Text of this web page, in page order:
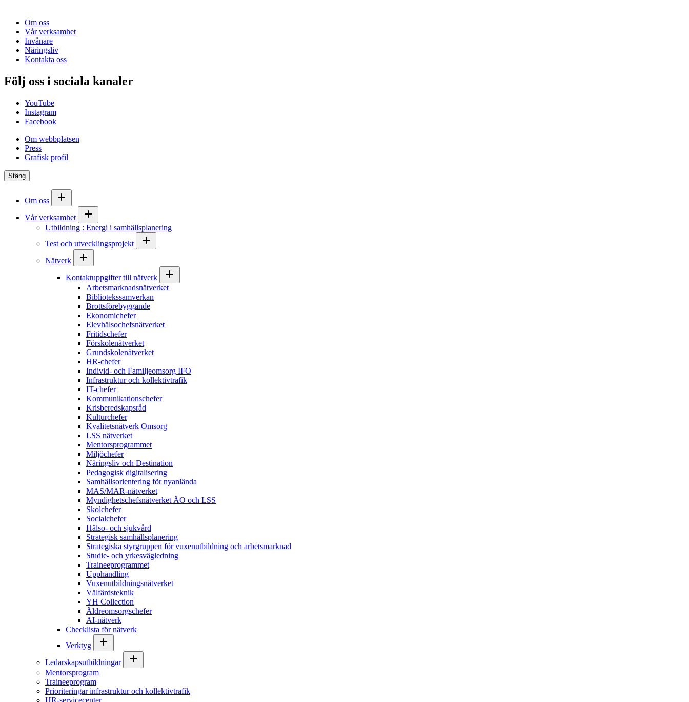
Om oss
Vår verksamhet
Invånare
Näringsliv
Kontakta oss
Följ oss i sociala kanaler
YouTube
Instagram
Facebook
Om webbplatsen
Press
Grafisk profil
Stäng
Om oss
Vår verksamhet
Utbildning : Energi i samhällsplanering
Test och utvecklingsprojekt
Nätverk
Kontaktuppgifter till nätverk
Arbetsmarknadsnätverket
Bibliotekssamverkan
Brottsförebyggande
Ekonomichefer
Elevhälsochefsnätverket
Fritidschefer
Förskolenätverket
Grundskolenätverket
HR-chefer
Individ- och Familjeomsorg IFO
Infrastruktur och kollektivtrafik
IT-chefer
Kommunikationschefer
Krisberedskapsråd
Kulturchefer
Kvalitetsnätverk Omsorg
LSS nätverket
Mentorsprogrammet
Miljöchefer
Näringsliv och Destination
Pedagogisk digitalisering
Samhällsorientering för nyanlända
MAS/MAR-nätverket
Myndighetschefsnätverket ÄO och LSS
Skolchefer
Socialchefer
Hälso- och sjukvård
Strategisk samhällsplanering
Strategiska styrgruppen för vuxenutbildning och arbetsmarknad
Studie- och yrkesvägledning
Traineeprogrammet
Upphandling
Vuxenutbildningsnätverket
Välfärdsteknik
YH Collection
Äldreomsorgschefer
AI-nätverk
Checklista för nätverk
Verktyg
Ledarskapsutbildningar
Mentorsprogram
Traineeprogram
Prioriteringar infrastruktur och kollektivtrafik
HR-servicecenter